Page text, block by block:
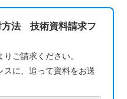
方法 技術資料請求フ
ご請求ください。
スに、追って資料をお送